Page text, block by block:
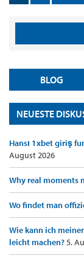
BLOG
NEUESTE
Hansı 1xbet giriş
August 2026
Why real moments
Wo findet man
Wie kann ich
leicht machen?5.